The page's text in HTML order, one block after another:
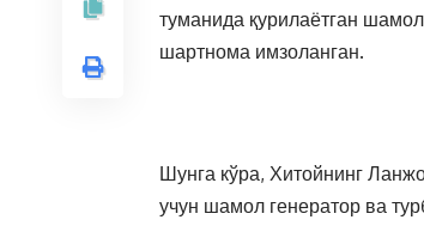
туманида қурилаётган шамол
шартнома имзоланган.
Шунга кўра, Хитойнинг
учун шамол генератор ва